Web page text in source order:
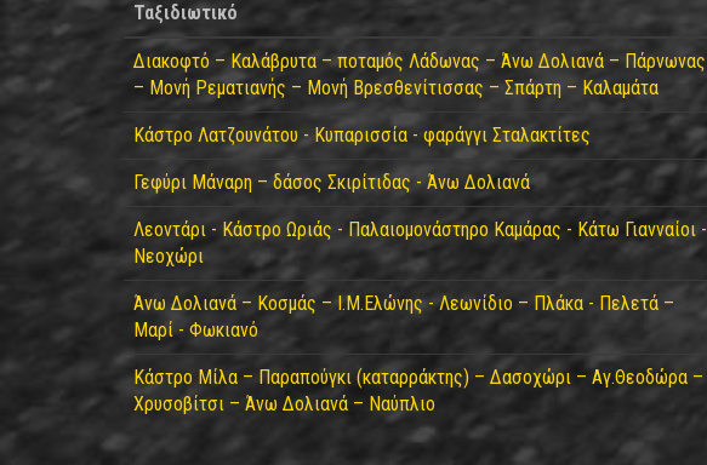
Ταξιδιωτικό
Διακοφτό – Καλάβρυτα – ποταμός Λάδωνας – Άνω Δολιανά – Πάρνωνας
– Μονή Ρεματιανής – Μονή Βρεσθενίτισσας – Σπάρτη – Καλαμάτα
Κάστρο Λατζουνάτου - Κυπαρισσία - φαράγγι Σταλακτίτες
Γεφύρι Μάναρη – δάσος Σκιρίτιδας - Άνω Δολιανά
Λεοντάρι - Κάστρο Ωριάς - Παλαιομονάστηρο Καμάρας - Κάτω Γιανναίοι -
Νεοχώρι
Άνω Δολιανά – Κοσμάς – Ι.Μ.Ελώνης - Λεωνίδιο – Πλάκα - Πελετά –
Μαρί - Φωκιανό
Κάστρο Μίλα – Παραπούγκι (καταρράκτης) – Δασοχώρι – Αγ.Θεοδώρα –
Χρυσοβίτσι – Άνω Δολιανά – Ναύπλιο